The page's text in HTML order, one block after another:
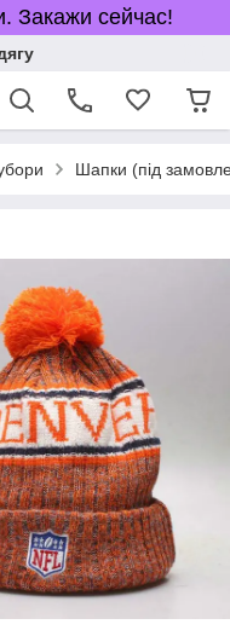
Закажи сейчас!
Шапки (під